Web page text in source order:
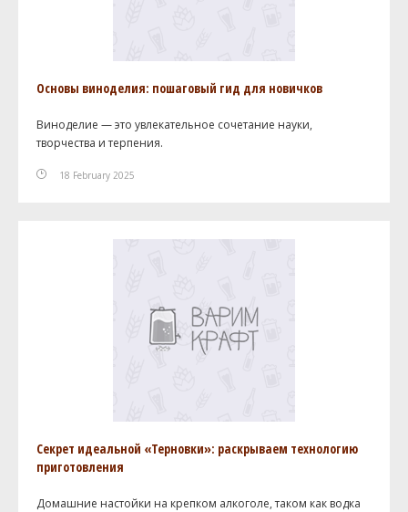
Основы виноделия: пошаговый гид для новичков
Виноделие — это увлекательное сочетание науки,
творчества и терпения.
18 February 2025
Секрет идеальной «Терновки»: раскрываем технологию
приготовления
Домашние настойки на крепком алкоголе, таком как водка